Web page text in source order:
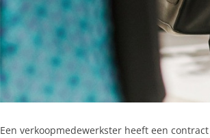
Een verkoopmedewerkster heeft een